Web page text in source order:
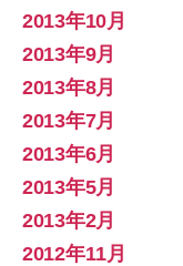
2013年10月
2013年9月
2013年8月
2013年7月
2013年6月
2013年5月
2013年2月
2012年11月